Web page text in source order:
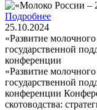
Подробнее
25.10.2024
«Развитие
государственной
конференции
«Развитие
государственной
конференции
скотоводства: